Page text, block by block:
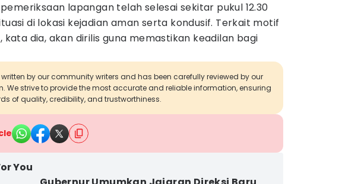
lapangan telah selesai sekitar pukul 12.30
di lokasi kejadian aman serta kondusif. Terkait motif
kata dia, akan dirilis guna memastikan keadilan bagi
by our community writers and has been carefully reviewed by our
We strive to provide the most accurate and reliable information, ensuring
of quality, credibility, and trustworthiness.
You